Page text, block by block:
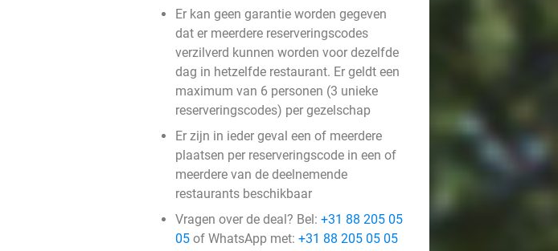
Er kan geen garantie worden gegeven
dat er meerdere reserveringscodes
verzilverd kunnen worden voor dezelfde
dag in hetzelfde restaurant. Er geldt een
maximum van 6 personen (3 unieke
reserveringscodes) per gezelschap
Er zijn in ieder geval een of meerdere
plaatsen per reserveringscode in een of
meerdere van de deelnemende
restaurants beschikbaar
Vragen over de deal? Bel: +31 88 205 05
05 of WhatsApp met: +31 88 205 05 05